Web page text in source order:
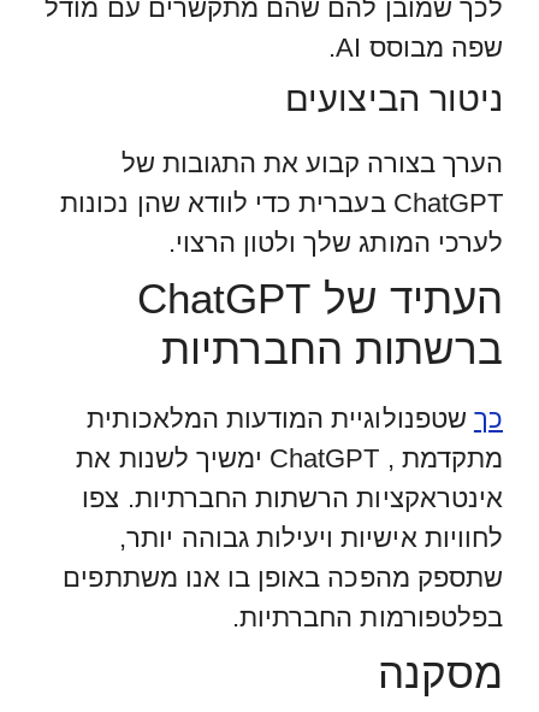
לכך שמובן להם שהם מתקשרים עם מודל
שפה מבוסס AI.
ניטור הביצועים
הערך בצורה קבוע את התגובות של
ChatGPT בעברית כדי לוודא שהן נכונות
לערכי המותג שלך ולטון הרצוי.
העתיד של ChatGPT
ברשתות החברתיות
כך שטפנולוגיית המודעות המלאכותית
מתקדמת , ChatGPT ימשיך לשנות את
אינטראקציות הרשתות החברתיות. צפו
לחוויות אישיות ויעילות גבוהה יותר,
שתספק מהפכה באופן בו אנו משתתפים
בפלטפורמות החברתיות.
מסקנה